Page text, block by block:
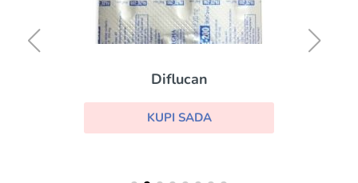
Diflucan
KUPI SADA